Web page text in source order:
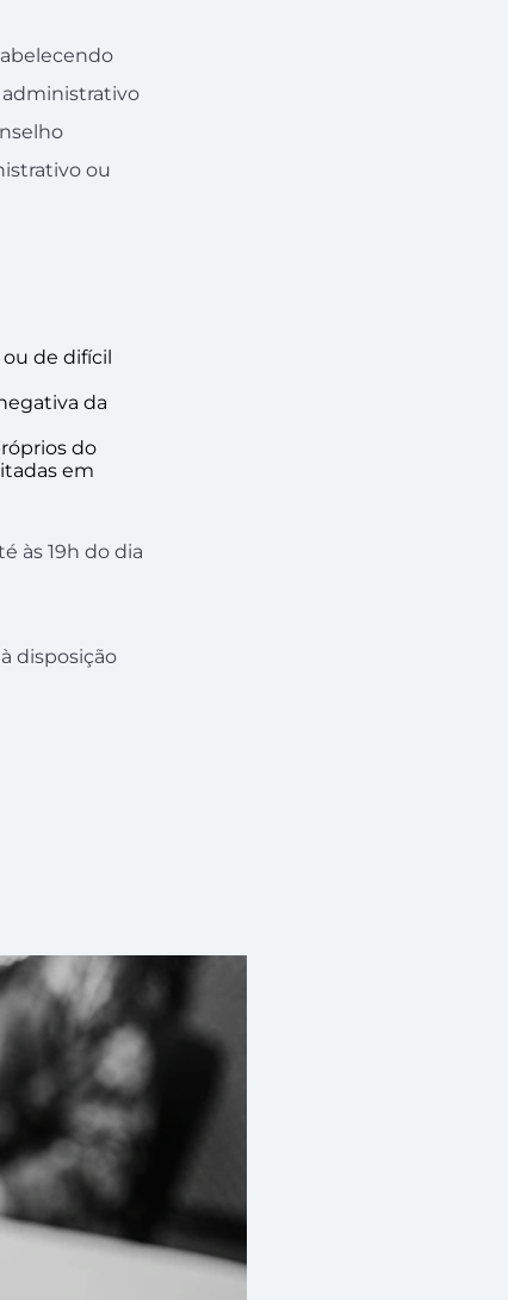
administrativo
ou
de difícil
da
do
em
às 19h do dia
disposição